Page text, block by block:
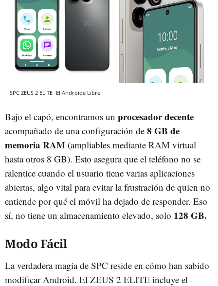
SPC ZEUS 2 ELITE El Androide Libre
Bajo el capó, encontramos un procesador decente
acompañado de una configuración de 8 GB de
memoria RAM (ampliables mediante RAM virtual
hasta otros 8 GB). Esto asegura que el teléfono no se
ralentice cuando el usuario tiene varias aplicaciones
abiertas, algo vital para evitar la frustración de quien no
entiende por qué el móvil ha dejado de responder. Eso
sí, no tiene un almacenamiento elevado, solo 128 GB.
Modo Fácil
La verdadera magia de SPC reside en cómo han sabido
modificar Android. El ZEUS 2 ELITE incluye el